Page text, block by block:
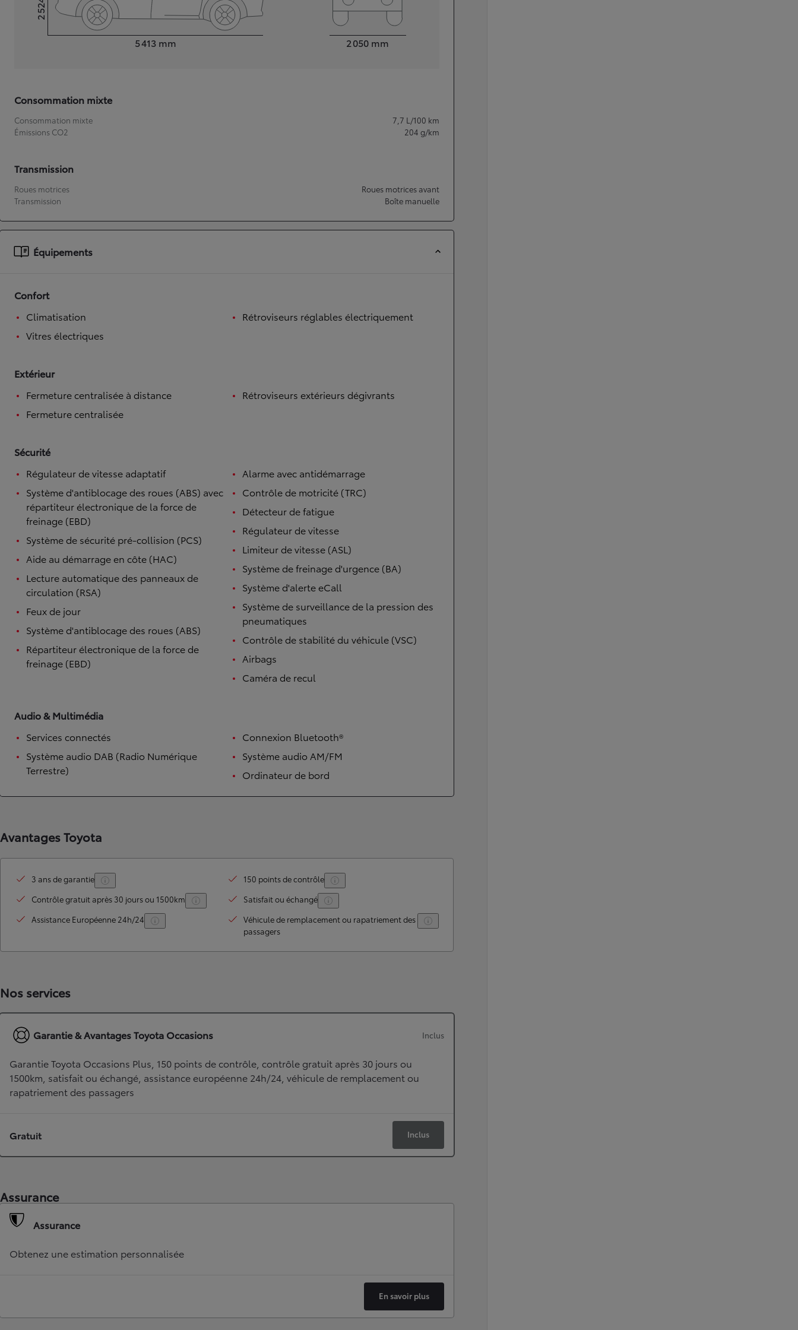
Nouvelle Yaris Cross
Disponible prochainement
HYBRIDE OU HYBRIDE RECHARGEABLE
Disponible rapidement
5 413 mm
Hauteur2 524
2 050 mm
Consommation mixte
Consommation mixte 7,7 L/100 km
Émissions CO2
204 g/km
Transmission
Roues motrices
Roues motrices avant
Transmission
Boîte manuelle
Équipements
Confort
Climatisation
Vitres électriques
Rétroviseurs réglables électriquement
Extérieur
Fermeture centralisée à distance
Fermeture centralisée
Rétroviseurs extérieurs dégivrants
Sécurité
Régulateur de vitesse adaptatif
Système d'antiblocage des roues (ABS) avec
répartiteur électronique de la force de
freinage (EBD)
Système de sécurité pré-collision (PCS)
Aide au démarrage en côte (HAC)
Lecture automatique des panneaux de
circulation (RSA)
Feux de jour
Système d'antiblocage des roues (ABS)
Répartiteur électronique de la force de
freinage (EBD)
Alarme avec antidémarrage
Contrôle de motricité (TRC)
Détecteur de fatigue
Régulateur de vitesse
Limiteur de vitesse (ASL)
Système de freinage d'urgence (BA)
Système d'alerte eCall
Système de surveillance de la pression des
pneumatiques
Contrôle de stabilité du véhicule (VSC)
Airbags
Caméra de recul
Audio & Multimédia
Services connectés
Système audio DAB (Radio Numérique
Terrestre)
Connexion Bluetooth®
Système audio AM/FM
Ordinateur de bord
Avantages Toyota
3 ans de garantie
150 points de contrôle
Contrôle gratuit après 30 jours ou 1500km
Satisfait ou échangé
Assistance Européenne 24h/24
Véhicule de remplacement ou rapatriement des
passagers
Nos services
Garantie & Avantages Toyota Occasions Inclus
Garantie Toyota Occasions Plus, 150 points de contrôle, contrôle gratuit après 30 jours ou
1500km, satisfait ou échangé, assistance européenne 24h/24, véhicule de remplacement ou
rapatriement des passagers
Gratuit Inclus
Assurance
Assurance
Obtenez une estimation personnalisée
En savoir plus